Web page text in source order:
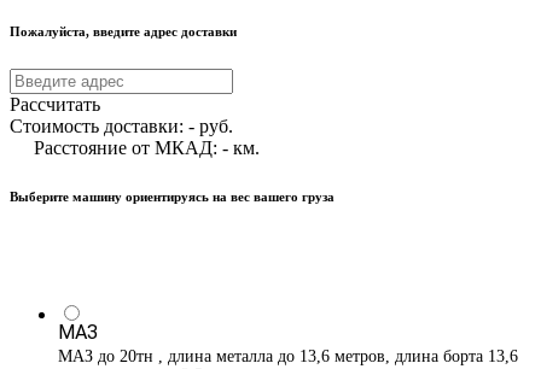
Пожалуйста, введите адрес доставки
Рассчитать
Стоимость доставки: - руб.
Расстояние от МКАД: - км.
Выберите машину ориентируясь на вес вашего груза
МАЗ
МАЗ до 20тн , длина металла до 13,6 метров, длина борта 13,6